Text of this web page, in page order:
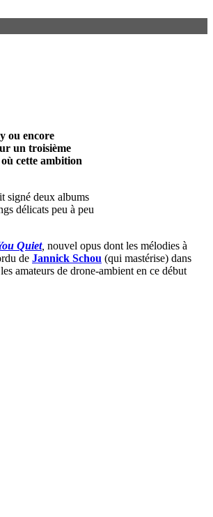
ou encore
un troisième
cette ambition
signé deux albums
délicats peu à peu
Quiet, nouvel opus dont les mélodies à
de Jannick Schou (qui mastérise) dans
amateurs de drone-ambient en ce début